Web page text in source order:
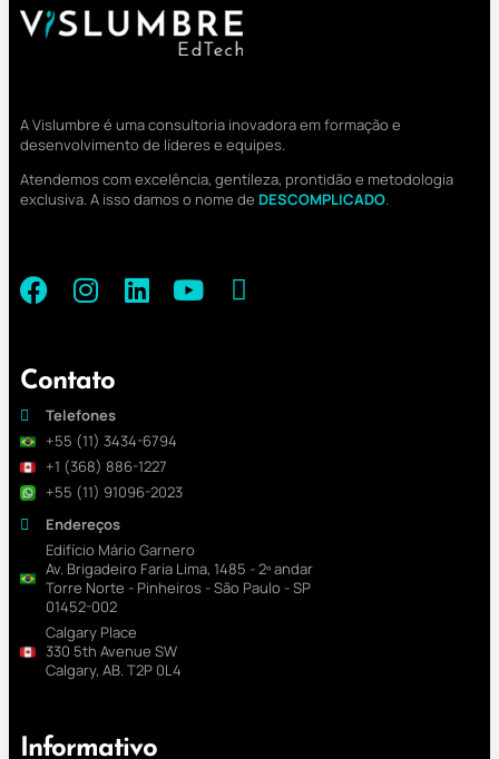
A Vislumbre é uma consultoria inovadora em formação e
desenvolvimento de líderes e equipes.
Atendemos com excelência, gentileza, prontidão e metodologia
exclusiva. A isso damos o nome de DESCOMPLICADO.
Contato
Telefones
+55 (11) 3434-6794
+1 (368) 886-1227
+55 (11) 91096-2023
Endereços
Edifício Mário Garnero
Av. Brigadeiro Faria Lima, 1485 - 2º andar
Torre Norte - Pinheiros - São Paulo - SP
01452-002
Calgary Place
330 5th Avenue SW
Calgary, AB. T2P 0L4
Informativo